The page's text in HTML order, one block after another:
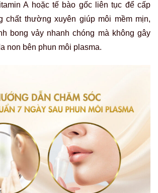
A hoặc tế bào gốc liên tục để cấp
chất thường xuyên giúp môi mềm mịn,
bong vảy nhanh chóng mà không gây
non bên phun môi plasma.